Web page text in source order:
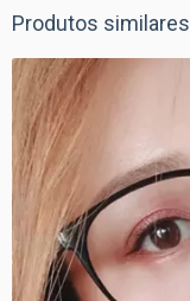
Produtos similares